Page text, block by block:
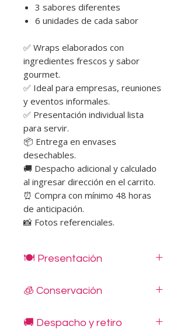
3 sabores diferentes
6 unidades de cada sabor
✅ Wraps elaborados con
ingredientes frescos y sabor
gourmet.
✅ Ideal para empresas, reuniones
y eventos informales.
✅ Presentación individual lista
para servir.
📦 Entrega en envases
desechables.
🚚 Despacho adicional y calculado
al ingresar dirección en el carrito.
⏰ Compra con mínimo 48 horas
de anticipación.
📸 Fotos referenciales.
🍽️ Presentación
entregan sellados al vacío de
frescura, sabor y correcta
conservación.
🧊 Conservación
°C.
🚚 Despacho y retiro